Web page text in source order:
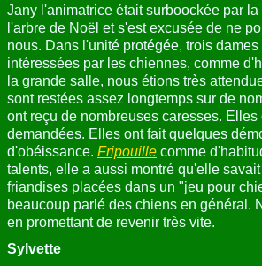
Jany l'animatrice était surboockée par
l'arbre de Noël et s'est excusée de ne
nous. Dans l'unité protégée, trois dames
intéressées par les chiennes, comme
la grande salle, nous étions très
sont restées assez longtemps sur de
ont reçu de nombreuses caresses. Elles
demandées. Elles ont fait quelques
d'obéissance. Fripouille comme
talents, elle a aussi montré qu'elle
friandises placées dans un "jeu pour
beaucoup parlé des chiens en général.
en promettant de revenir très vite.
Sylvette